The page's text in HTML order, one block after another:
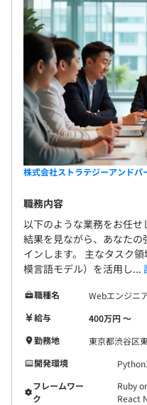
評価結果は透明性高く共
か」という成長視点での
建設的なフィードバック
を重視しています。
少数精鋭で凝縮された専
当社は現在10名程度の
も、元大手企業のエンジ
研究者バックグラウンド
と専門性を持ったプロフ
開発チームの構成は以下
生成AI/LLMスペシャリス
アプリケーションエンジニ
このコンパクトな組織構
イヤーが少なく、迅速な
アイデアから実装までの
ひとりが大きな裁量と責
す。
株式会社ストラテジーアンドパ
職務内容
以下のような業務をお任せ
結果を見ながら、あなた
インします。 主なタスク
模言語モデル）を活用し...
職種名
Webエンジニ
給与
400万円 〜
勤務地
東京都渋谷区
開発環境
フレームワー
ク
Ruby
React